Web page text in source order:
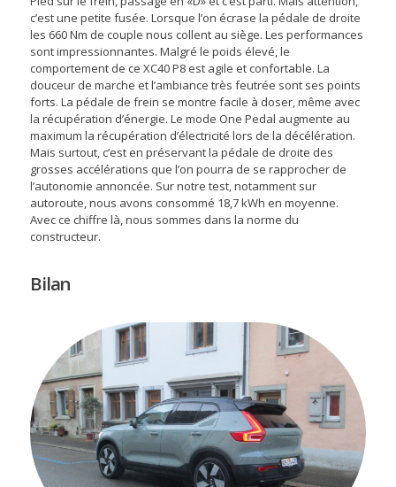
c’est une petite fusée. Lorsque l’on écrase la pédale de droite
les 660 Nm de couple nous collent au siège. Les performances
sont impressionnantes. Malgré le poids élevé, le
comportement de ce XC40 P8 est agile et confortable. La
douceur de marche et l’ambiance très feutrée sont ses points
forts. La pédale de frein se montre facile à doser, même avec
la récupération d’énergie. Le mode One Pedal augmente au
maximum la récupération d’électricité lors de la décélération.
Mais surtout, c’est en préservant la pédale de droite des
grosses accélérations que l’on pourra de se rapprocher de
l’autonomie annoncée. Sur notre test, notamment sur
autoroute, nous avons consommé 18,7 kWh en moyenne.
Avec ce chiffre là, nous sommes dans la norme du
constructeur.
Bilan